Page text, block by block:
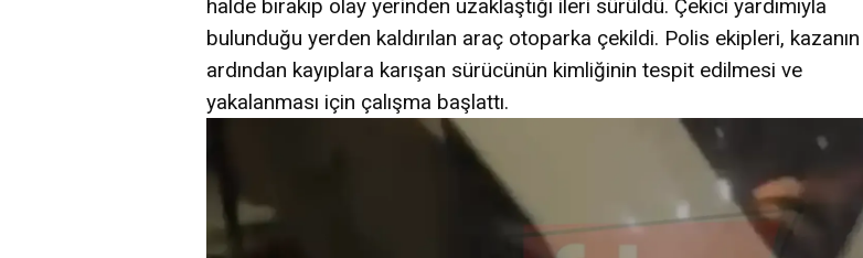
halde bırakıp olay yerinden uzaklaştığı ileri sürüldü. Çekici yardımıyla
bulunduğu yerden kaldırılan araç otoparka çekildi. Polis ekipleri, kazanın
ardından kayıplara karışan sürücünün kimliğinin tespit edilmesi ve
yakalanması için çalışma başlattı.